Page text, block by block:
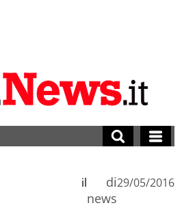
di
news
il 29/05/2016